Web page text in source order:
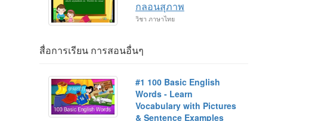
กลอนสุภาพ
วิชา ภาษาไทย
สื่อการเรียน การสอนอื่นๆ
#1 100 Basic English
Words - Learn
Vocabulary with Pictures
& Sentence Examples